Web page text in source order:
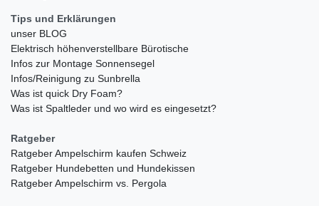
Tips und Erklärungen
unser BLOG
Elektrisch höhenverstellbare Bürotische
Infos zur Montage Sonnensegel
Infos/Reinigung zu Sunbrella
Was ist quick Dry Foam?
Was ist Spaltleder und wo wird es eingesetzt?
Ratgeber
Ratgeber Ampelschirm kaufen Schweiz
Ratgeber Hundebetten und Hundekissen
Ratgeber Ampelschirm vs. Pergola